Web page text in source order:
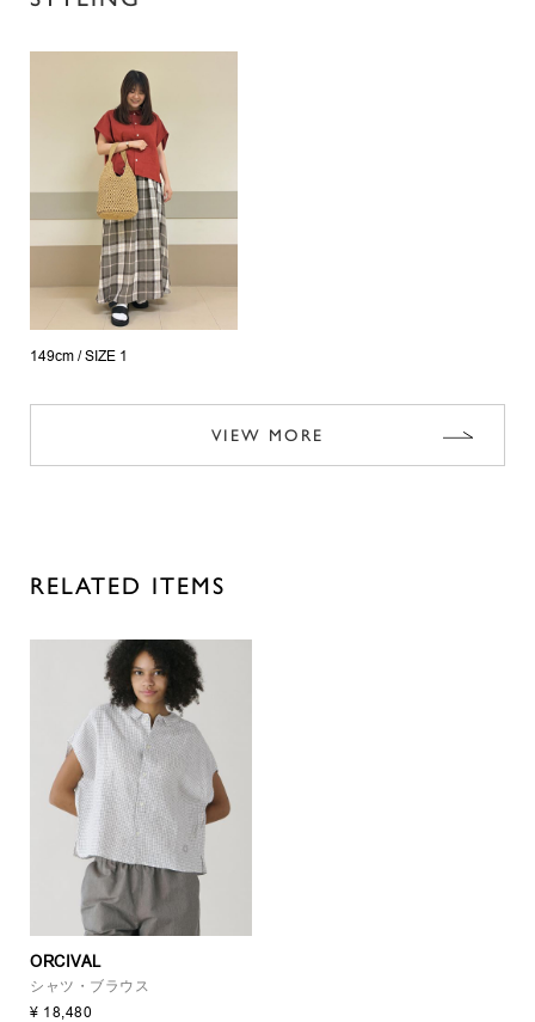
149cm / SIZE 1
VIEW MORE
RELATED ITEMS
ORCIVAL
シャツ・ブラウス
¥ 18,480